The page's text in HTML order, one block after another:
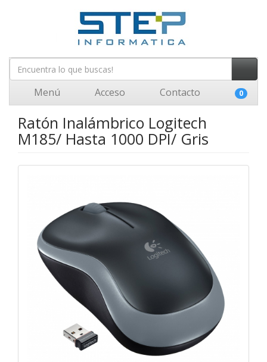
Menú Acceso Contacto 0
Ratón Inalámbrico Logitech
M185/ Hasta 1000 DPI/ Gris